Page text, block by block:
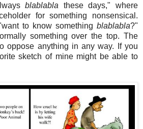
blablabla these days," where
for something nonsensical.
to know something blablabla?"
something over the top. The
oppose anything in any way. If you
sketch of mine might be able to